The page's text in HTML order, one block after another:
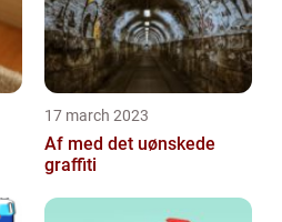
17 march 2023
Af med det uønskede
graffiti